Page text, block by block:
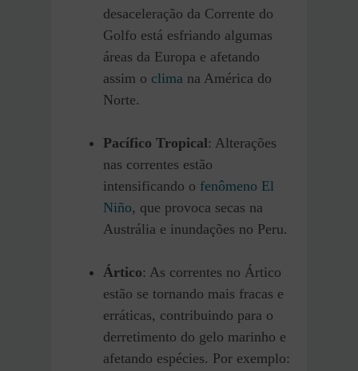
desaceleração da Corrente do
Golfo está esfriando algumas
áreas da Europa e afetando
assim o clima na América do
Norte.
Pacífico Tropical: Alterações
nas correntes estão
intensificando o fenômeno El
Niño, que provoca secas na
Austrália e inundações no Peru.
Ártico: As correntes no Ártico
estão se tornando mais fracas e
erráticas, contribuindo para o
derretimento do gelo marinho e
afetando espécies. Por exemplo: